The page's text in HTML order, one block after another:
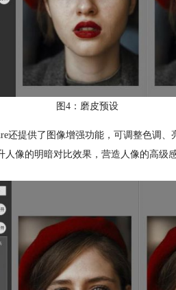
图4：磨皮预设
还提供了图像增强功能，可调整色调、
像的明暗对比效果，营造人像的高级感